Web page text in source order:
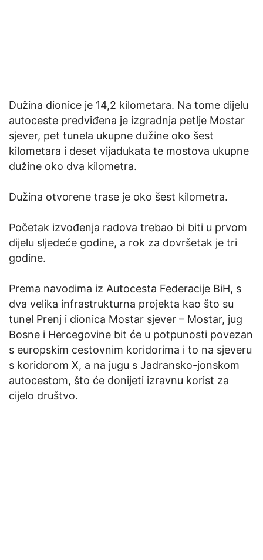
Dužina dionice je 14,2 kilometara. Na tome dijelu
autoceste predviđena je izgradnja petlje Mostar
sjever, pet tunela ukupne dužine oko šest
kilometara i deset vijadukata te mostova ukupne
dužine oko dva kilometra.
Dužina otvorene trase je oko šest kilometra.
Početak izvođenja radova trebao bi biti u prvom
dijelu sljedeće godine, a rok za dovršetak je tri
godine.
Prema navodima iz Autocesta Federacije BiH, s
dva velika infrastrukturna projekta kao što su
tunel Prenj i dionica Mostar sjever – Mostar, jug
Bosne i Hercegovine bit će u potpunosti povezan
s europskim cestovnim koridorima i to na sjeveru
s koridorom X, a na jugu s Jadransko-jonskom
autocestom, što će donijeti izravnu korist za
cijelo društvo.